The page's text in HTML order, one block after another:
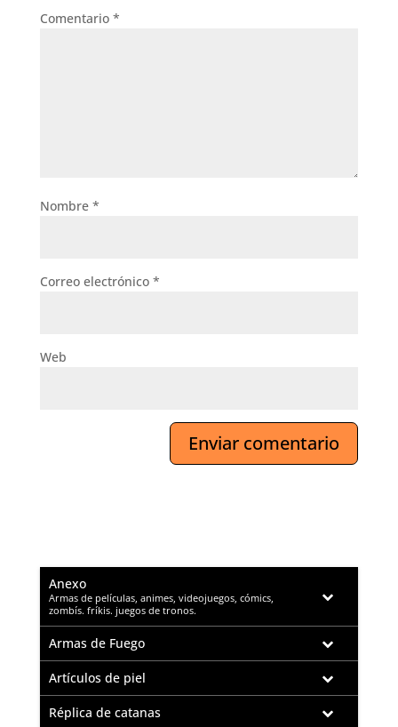
Comentario *
Nombre *
Correo electrónico *
Web
Anexo
–
Armas de películas, animes, videojuegos, cómics,
zombís. fríkis. juegos de tronos.
Armas de Fuego
Artículos de piel
Réplica de catanas